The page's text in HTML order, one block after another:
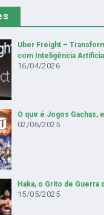
Uber Freight –
com Inteligência Artificial
16/04/2026
O que é Jogos Gachas,
02/06/2025
Haka, o Grito de Guerra
15/05/2025